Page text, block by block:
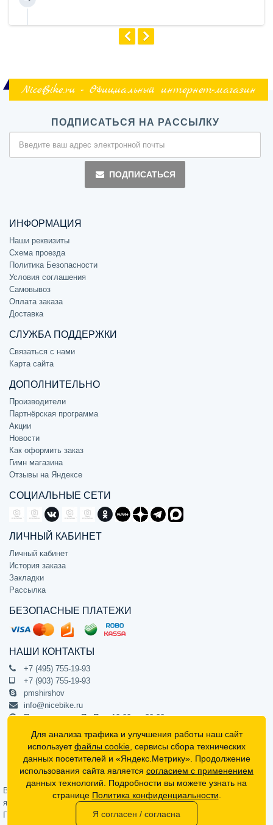
NiceBike.ru - Официальный интернет-магазин
ПОДПИСАТЬСЯ НА РАССЫЛКУ
ПОДПИСАТЬСЯ
ИНФОРМАЦИЯ
Наши реквизиты
Схема проезда
Политика Безопасности
Условия соглашения
Самовывоз
Оплата заказа
Доставка
СЛУЖБА ПОДДЕРЖКИ
Связаться с нами
Карта сайта
ДОПОЛНИТЕЛЬНО
Производители
Партнёрская программа
Акции
Новости
Как оформить заказ
Гимн магазина
Отзывы на Яндексе
СОЦИАЛЬНЫЕ СЕТИ
ЛИЧНЫЙ КАБИНЕТ
Личный кабинет
История заказа
Закладки
Рассылка
БЕЗОПАСНЫЕ ПЛАТЕЖИ
НАШИ КОНТАКТЫ
+7 (495) 755-19-93
+7 (903) 755-19-93
pmshirshov
info@nicebike.ru
Прием звонков Пн-Пт с 10:00 до 20:00
ПВЗ Пн-Пт с 10:00 до 20:00
г. Москва, ул. Барклая 13с1
подъезд 1, цокольный этаж, офис 1
Официальный интернет-магазин NiceBike © 2012 - 2026
Вся информация на сайте носит ознакомительный характер, не
является публичной офертой (определяемой положениями Статьи 437
Гражданского кодекса РФ) и не может в полной мере передавать
Для анализа трафика и улучшения работы наш сайт
используетфайлы cookie , сервисы сбора технических
данных посетителей и «Яндекс.Метрику». Продолжение
использования сайта является согласием с применением
данных технологий. Подробности вы можете узнать на
странице Политика конфиденциальности
Я согласен / согласна